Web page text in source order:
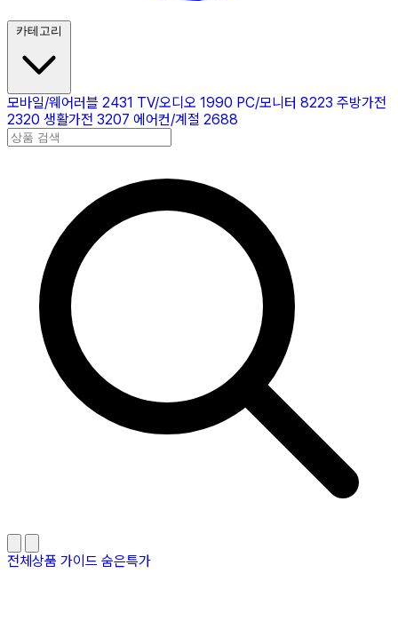
카테고리
모바일/웨어러블 2431 TV/오디오 1990 PC/모니터 8223 주방가전
2320 생활가전 3207 에어컨/계절 2688
전체상품 가이드 숨은특가